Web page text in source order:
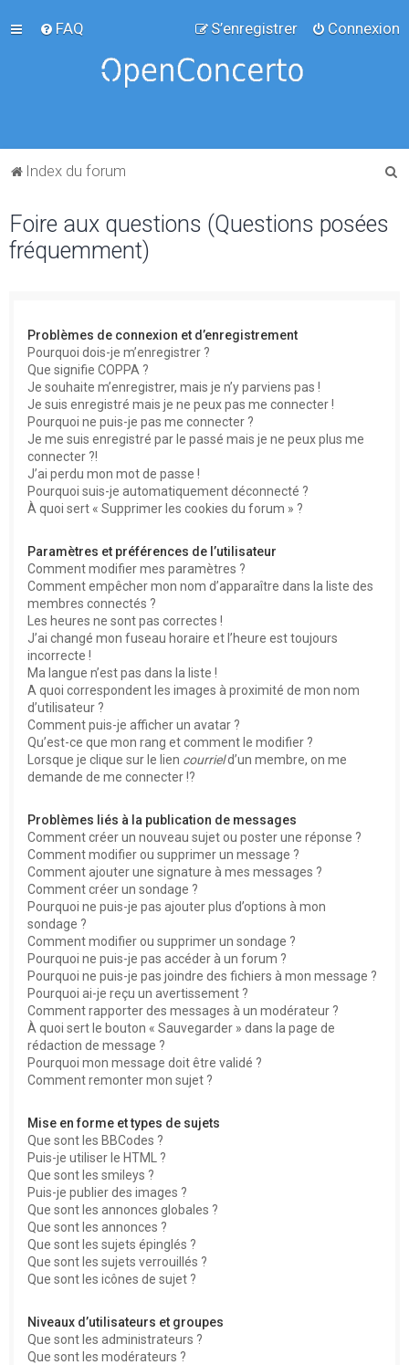
FAQ Connexion
S’enregistrer
Index du forum
Foire aux questions (Questions posées
fréquemment)
Problèmes de connexion et d’enregistrement
Pourquoi dois-je m’enregistrer ?
Que signifie COPPA ?
Je souhaite m’enregistrer, mais je n’y parviens pas !
Je suis enregistré mais je ne peux pas me connecter !
Pourquoi ne puis-je pas me connecter ?
Je me suis enregistré par le passé mais je ne peux plus me
connecter ?!
J’ai perdu mon mot de passe !
Pourquoi suis-je automatiquement déconnecté ?
À quoi sert « Supprimer les cookies du forum » ?
Paramètres et préférences de l’utilisateur
Comment modifier mes paramètres ?
Comment empêcher mon nom d’apparaître dans la liste des
membres connectés ?
Les heures ne sont pas correctes !
J’ai changé mon fuseau horaire et l’heure est toujours
incorrecte !
Ma langue n’est pas dans la liste !
A quoi correspondent les images à proximité de mon nom
d’utilisateur ?
Comment puis-je afficher un avatar ?
Qu’est-ce que mon rang et comment le modifier ?
Lorsque je clique sur le lien courrield’un membre, on me
demande de me connecter !?
Problèmes liés à la publication de messages
Comment créer un nouveau sujet ou poster une réponse ?
Comment modifier ou supprimer un message ?
Comment ajouter une signature à mes messages ?
Comment créer un sondage ?
Pourquoi ne puis-je pas ajouter plus d’options à mon
sondage ?
Comment modifier ou supprimer un sondage ?
Pourquoi ne puis-je pas accéder à un forum ?
Pourquoi ne puis-je pas joindre des fichiers à mon message ?
Pourquoi ai-je reçu un avertissement ?
Comment rapporter des messages à un modérateur ?
À quoi sert le bouton « Sauvegarder » dans la page de
rédaction de message ?
Pourquoi mon message doit être validé ?
Comment remonter mon sujet ?
Mise en forme et types de sujets
Que sont les BBCodes ?
Puis-je utiliser le HTML ?
Que sont les smileys ?
Puis-je publier des images ?
Que sont les annonces globales ?
Que sont les annonces ?
Que sont les sujets épinglés ?
Que sont les sujets verrouillés ?
Que sont les icônes de sujet ?
Niveaux d’utilisateurs et groupes
Que sont les administrateurs ?
Que sont les modérateurs ?